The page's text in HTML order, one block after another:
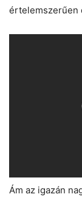
értelemszerűen
Ám az igazán